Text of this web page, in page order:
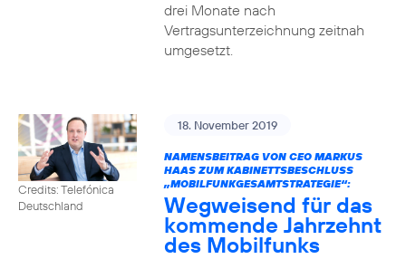
drei Monate nach
Vertragsunterzeichnung zeitnah
umgesetzt.
Credits: Telefónica
Deutschland
18. November 2019
NAMENSBEITRAG VON CEO MARKUS
HAAS ZUM KABINETTSBESCHLUSS
„MOBILFUNKGESAMTSTRATEGIE“:
Wegweisend für das
kommende Jahrzehnt
des Mobilfunks